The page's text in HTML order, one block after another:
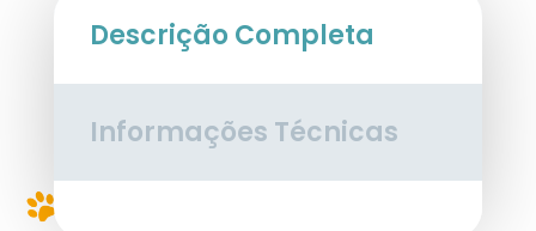
TrixieDescrição Completa
Informações Técnicas